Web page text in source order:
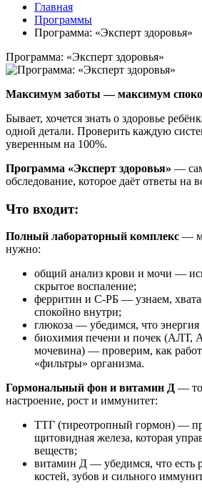
Главная
Программы
Программа: «Эксперт здоровья»
Программа: «Эксперт здоровья»
Максимум заботы — максимум
Бывает, хочется знать о здоровье
одной детали. Проверить каждую
уверенным на 100%.
Программа «Эксперт здоровья» —
обследование, которое даёт ответы на
Что входит:
Полный лабораторный комплекс —
нужно:
общий анализ крови и мочи —
скрытое воспаление;
ферритин и С-РБ — узнаем,
спокойно внутри;
глюкоза — убедимся, что энергия
биохимия печени и почек (АЛТ,
мочевина) — проверим, как
«фильтры» организма.
Гормональный фон и витамин Д —
настроение, рост и иммунитет:
ТТГ (тиреотропный гормон) —
щитовидная железа, которая
веществ;
витамин Д — убедимся, что есть
костей, зубов и сильного